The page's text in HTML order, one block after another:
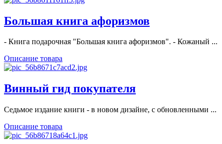
Большая книга афоризмов
- Книга подарочная "Большая книга афоризмов". - Кожаный ...
Описание товара
Винный гид покупателя
Седьмое издание книги - в новом дизайне, с обновленными ...
Описание товара